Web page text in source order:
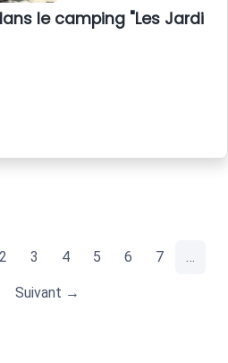
le camping "Les
2 3 4 5 6 7 …
Suivant →